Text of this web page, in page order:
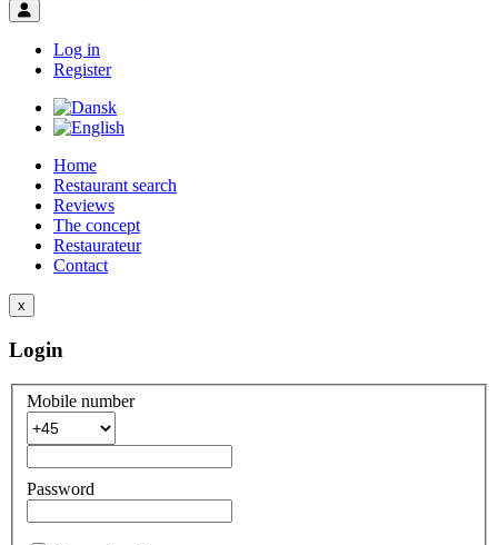
Toggle user menu
Log in
Register
Home
Restaurant search
Reviews
The concept
Restaurateur
Contact
x
Login
Mobile number
Password